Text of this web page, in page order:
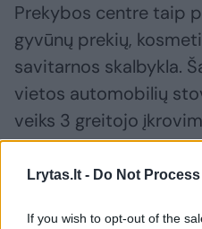
Lrytas.lt - Do Not
If you wish to opt-out of the
Prekybos centre taip
gyvūnų prekių,
savitarnos skalbykla.
vietos automobilių
veiks 3 greitojo
elektromobiliams. 6
neįgaliesiems.